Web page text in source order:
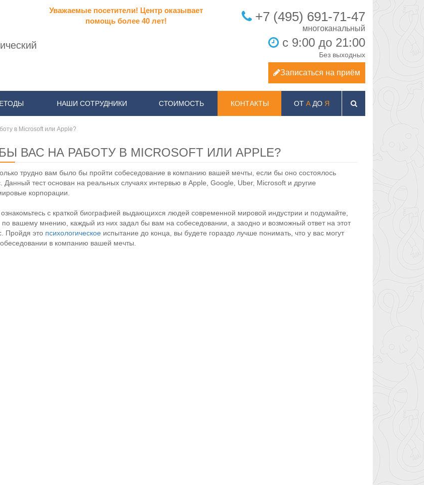
Уважаемые посетители! Центр оказывает
помощь более 40 лет!
+7 (495) 691-71-47
с 9:00 до 21:00
Без выходных
Записаться на приём
НАШИ СОТРУДНИКИ СТОИМОСТЬ КОНТАКТЫ ОТ АДО Я
в Microsoft или Apple?
ВАС НА РАБОТУ В MICROSOFT ИЛИ APPLE?
трудно вам было бы пройти собеседование в компанию вашей мечты, если бы оно состоялось
Данный тест основан на реальных случаях интервью в Apple, Google, Uber, Microsoft и другие
корпорации.
с краткой биографией выдающихся людей современной мировой индустрии и подумайте,
по вашему мнению, каждый из них задал бы вам на собеседовании, а заодно и возможный ответ на этот
Пройдя это психологическоеиспытание до конца, вы будете гораздо лучше понимать, что у вас могут
в компанию вашей мечты.